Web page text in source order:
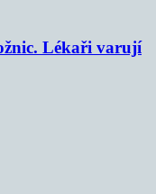
Lékaři varují